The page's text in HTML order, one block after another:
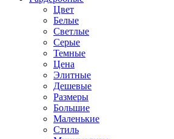
Цвет
Белые
Светлые
Серые
Темные
Цена
Элитные
Дешевые
Размеры
Большие
Маленькие
Стиль